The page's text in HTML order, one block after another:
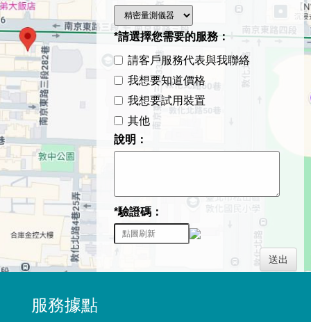
*請選擇您需要的服務：
請客戶服務代表與我聯絡
我想要知道價格
我想要試用裝置
其他
說明：
*驗證碼：
送出
服務據點